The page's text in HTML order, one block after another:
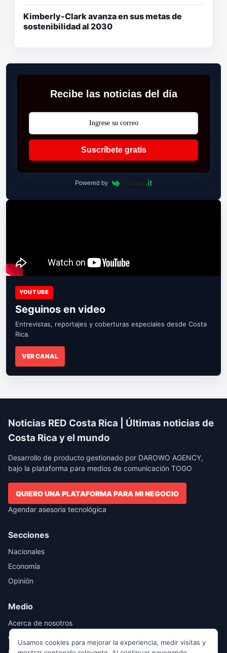
Kimberly-Clark avanza en sus metas de
sostenibilidad al 2030
Recibe las noticias del día
Suscríbete gratis
Powered by
YOUTUBE
Seguinos en video
Entrevistas, reportajes y coberturas especiales desde Costa
Rica.
VER CANAL
Noticias RED Costa Rica | Últimas noticias de
Costa Rica y el mundo
Desarrollo de producto gestionado por DAROWO AGENCY,
bajo la plataforma para medios de comunicación TOGO
QUIERO UNA PLATAFORMA PARA MI NEGOCIO
Agendar asesoria tecnológica
Secciones
Nacionales
Economía
Opinión
Medio
Acerca de nosotros
Contácto
Usamos cookies para mejorar la experiencia, medir visitas y